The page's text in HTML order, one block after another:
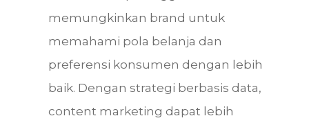
memungkinkan brand untuk
memahami pola belanja dan
preferensi konsumen dengan lebih
baik. Dengan strategi berbasis data,
content marketing dapat lebih